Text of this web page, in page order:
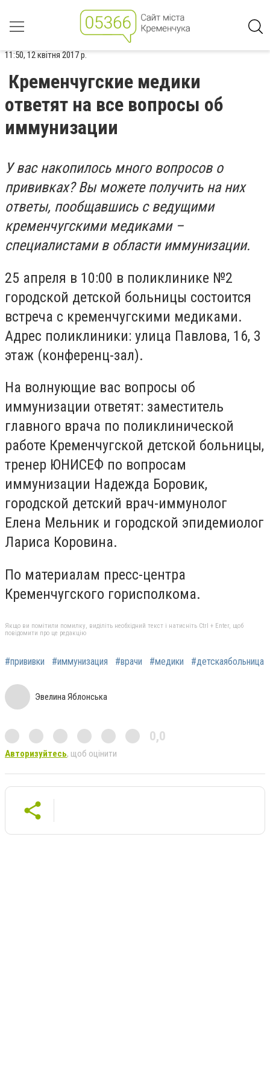
11:50, 12 квітня 2017 р.
Кременчугские медики
ответят на все вопросы об
иммунизации
У вас накопилось много вопросов о
прививках? Вы можете получить на них
ответы, пообщавшись с ведущими
кременчугскими медиками –
специалистами в области иммунизации.
25 апреля в 10:00 в поликлинике №2
городской детской больницы состоится
встреча с кременчугскими медиками.
Адрес поликлиники: улица Павлова, 16, 3
этаж (конференц-зал).
На волнующие вас вопросы об
иммунизации ответят: заместитель
главного врача по поликлинической
работе Кременчугской детской больницы,
тренер ЮНИСЕФ по вопросам
иммунизации Надежда Боровик,
городской детский врач-иммунолог
Елена Мельник и городской эпидемиолог
Лариса Коровина.
По материалам пресс-центра
Кременчугского горисполкома.
Якщо ви помітили помилку, виділіть необхідний текст і натисніть Ctrl + Enter, щоб
повідомити про це редакцію
#прививки #иммунизация #врачи #медики #детскаябольница
Эвелина Яблонська
0,0
Авторизуйтесь, щоб оцінити